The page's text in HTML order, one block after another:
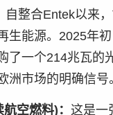
自整合Entek以来
生能源。2025年
了一个214兆瓦的
洲市场的明确信号
空燃料)： 这是一